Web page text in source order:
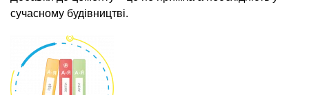
сучасному будівництві.